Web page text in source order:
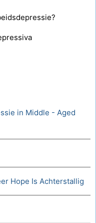
in Middle - Aged
Hope Is Achterstallig